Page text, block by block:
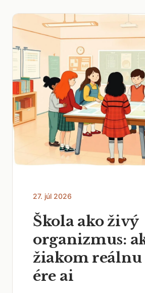
27. júl 2026
Škola ako živý
organizmus:
žiakom reálnu
ére ai